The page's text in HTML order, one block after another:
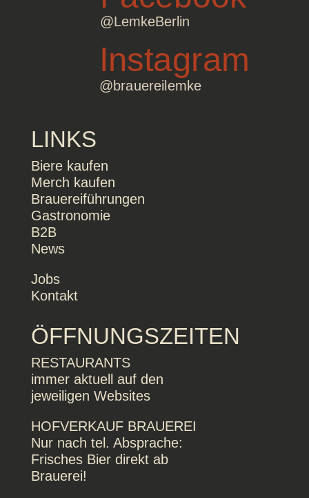
@LemkeBerlin
Instagram
@brauereilemke
LINKS
Biere kaufen
Merch kaufen
Brauereiführungen
Gastronomie
B2B
News
Jobs
Kontakt
ÖFFNUNGSZEITEN
RESTAURANTS
immer aktuell auf den
jeweiligen Websites
HOFVERKAUF BRAUEREI
Nur nach tel. Absprache:
Frisches Bier direkt ab
Brauerei!